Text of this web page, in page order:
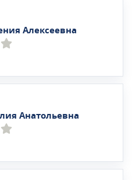
Алексеевна
Анатольевна